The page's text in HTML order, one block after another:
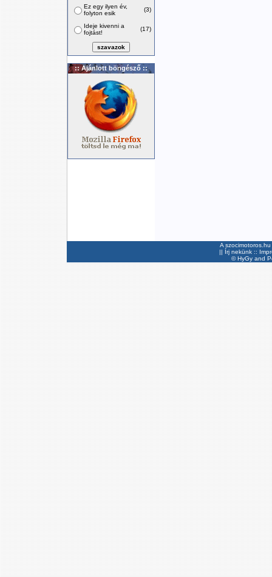
Ez egy ilyen év,
folyton esik
(3)
Ideje kivenni a
fojtást!
(17)
:: Ajánlott böngésző ::
A
|| Írj nekünk ::
©HyGyand